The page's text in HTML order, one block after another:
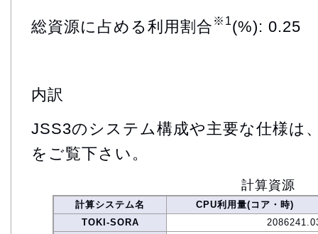
総資源に占める利用割合 ※1(%): 0.25
内訳
JSS3のシステム構成や主要な仕様は
をご覧下さい。
計算資源
計算システム名
CPU利用量(コア・時)
TOKI-SORA